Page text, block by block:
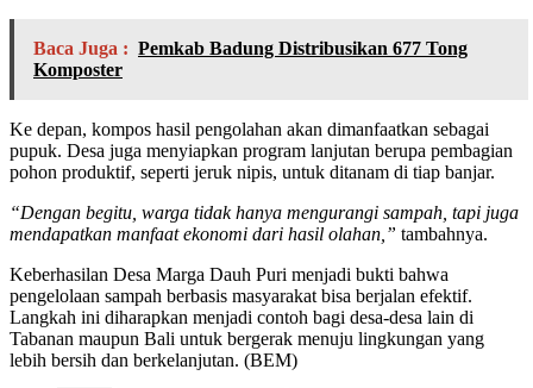
Baca Juga : Pemkab Badung Distribusikan 677 Tong
Komposter
Ke depan, kompos hasil pengolahan akan dimanfaatkan sebagai
pupuk. Desa juga menyiapkan program lanjutan berupa pembagian
pohon produktif, seperti jeruk nipis, untuk ditanam di tiap banjar.
“Dengan begitu, warga tidak hanya mengurangi sampah, tapi juga
mendapatkan manfaat ekonomi dari hasil olahan,” tambahnya.
Keberhasilan Desa Marga Dauh Puri menjadi bukti bahwa
pengelolaan sampah berbasis masyarakat bisa berjalan efektif.
Langkah ini diharapkan menjadi contoh bagi desa-desa lain di
Tabanan maupun Bali untuk bergerak menuju lingkungan yang
lebih bersih dan berkelanjutan. (BEM)